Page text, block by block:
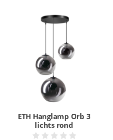
ETH Hanglamp Orb 3
lichts rond